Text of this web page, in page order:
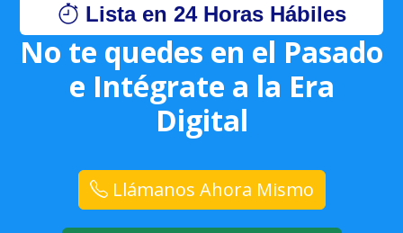
Lista en 24 Horas Hábiles
No te quedes en el Pasado
e Intégrate a la Era
Digital
Llámanos Ahora Mismo